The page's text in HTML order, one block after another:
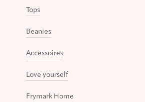
Tops
Beanies
Accessoires
Love yourself
Frymark Home